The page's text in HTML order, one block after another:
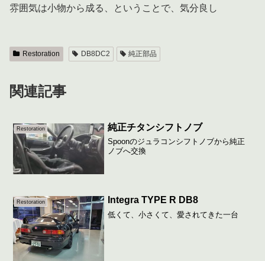
雰囲気は小物から成る、ということで、気分良し
Restoration DB8DC2 純正部品
関連記事
Restoration 純正チタンシフトノブ
Spoonのジュラコンシフトノブから純正
ノブへ交換
Restoration Integra TYPE R DB8
低くて、小さくて、愛されてきた一台